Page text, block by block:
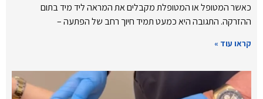
כאשר המטופל או המטופלת מקבלים את המראה ליד מיד בתום
ההזרקה. התגובה היא כמעט תמיד חיוך רחב של הפתעה –
קראו עוד »